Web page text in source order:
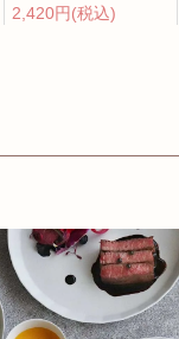
2,420円(税込)